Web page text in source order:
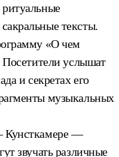
тексты.
«О чем
Посетители услышат
и секретах его
музыкальных
Кунсткамере —
звучать различные